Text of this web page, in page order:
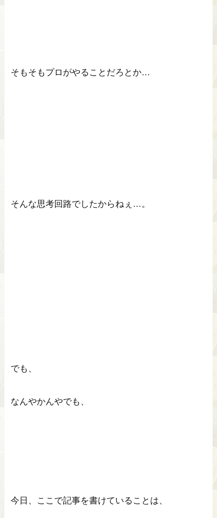
そもそもプロがやることだろとか…
そんな思考回路でしたからねぇ…。
でも、
なんやかんやでも、
今日、ここで記事を書けていることは、